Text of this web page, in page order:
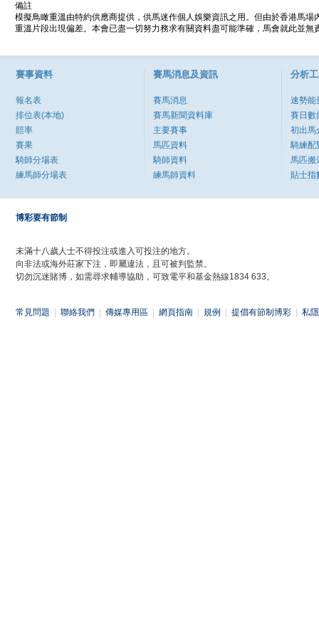
備註
模擬鳥瞰重溫由特約供應商提供，供馬迷作個人娛樂資訊之用。但由於香港馬
重溫片段出現偏差。本會已盡一切努力務求有關資料盡可能準確，馬會就此並
賽事資料
報名表
排位表(本地)
賠率
賽果
騎師分場表
練馬師分場表
賽馬消息及資訊
賽馬消息
賽馬新聞資料庫
主要賽事
馬匹資料
騎師資料
練馬師資料
分析
速勢能
賽日數
初出馬
騎練配
馬匹搬
貼士指
博彩要有節制
未滿十八歲人士不得投注或進入可投注的地方。
向非法或海外莊家下注，即屬違法，且可被判監禁。
切勿沉迷賭博，如需尋求輔導協助，可致電平和基金熱線1834 633。
常見問題 聯絡我們 傳媒專用區 網頁指南 規例 提倡有節制博彩 私